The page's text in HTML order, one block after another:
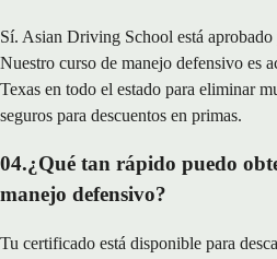
Sí. Asian Driving School está
Nuestro curso de manejo defensivo es
Texas en todo el estado para eliminar
seguros para descuentos en primas.
04.¿Qué tan rápido puedo
manejo defensivo?
Tu certificado está disponible para